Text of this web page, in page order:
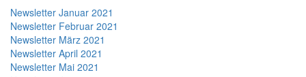
Newsletter Januar 2021
Newsletter Februar 2021
Newsletter März 2021
Newsletter April 2021
Newsletter Mai 2021